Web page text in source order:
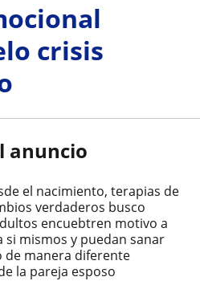
crisis
anuncio
el nacimiento, terapias de
verdaderos busco
encuebtren motivo a
si mismos y puedan sanar
manera diferente
la pareja esposo